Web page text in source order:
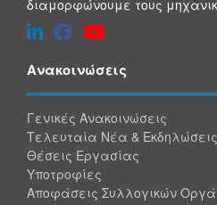
διαμορφώνουμε τους
Ανακοινώσεις
Γενικές Ανακοινώσεις
Τελευταία Νέα & Εκδηλώσεις
Θέσεις Εργασίας
Υποτροφίες
Αποφάσεις Συλλογικών